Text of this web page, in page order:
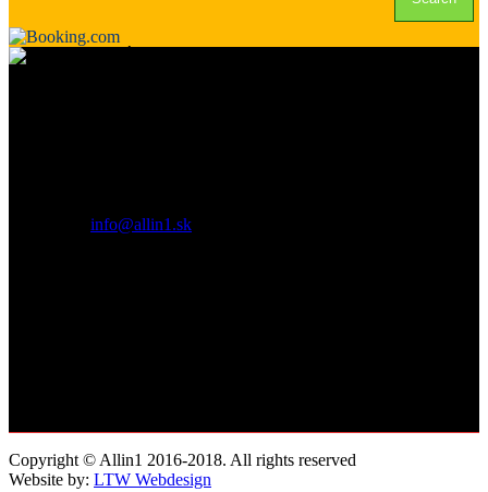
info@allin1.sk
Copyright © Allin1 2016-2018. All rights reserved
Website by: LTW Webdesign